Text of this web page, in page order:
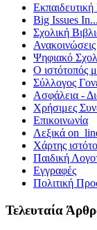
Big Issues In...
Σχολική
Ανακοινώσεις
Ψηφιακό
Ο ιστότοπός
Σύλλογος
Ασφάλεια -
Χρήσιμες
Επικοινωνία
Λεξικά
Χάρτης
Παιδική
Εγγραφές
Πολιτική
Τελευταία